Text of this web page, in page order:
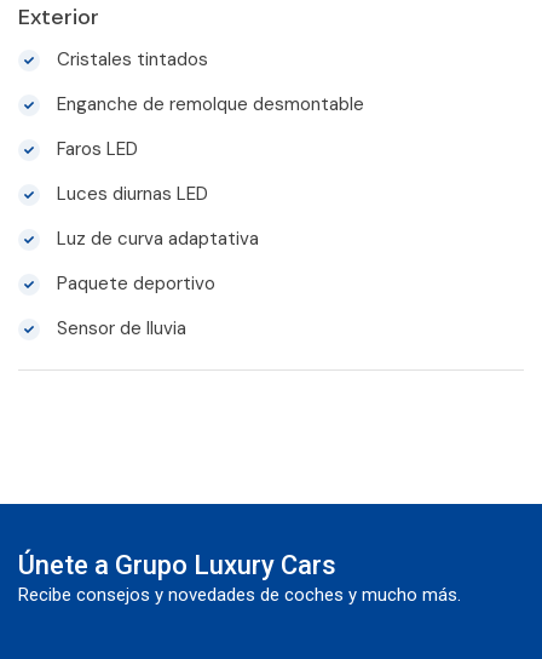
Exterior
Cristales tintados
Enganche de remolque desmontable
Faros LED
Luces diurnas LED
Luz de curva adaptativa
Paquete deportivo
Sensor de lluvia
Únete a Grupo Luxury Cars
Recibe consejos y novedades de coches y mucho más.